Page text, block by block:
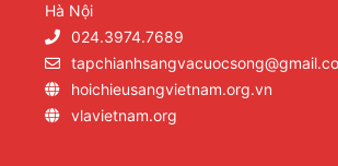
Hà Nội
024.3974.7689
hoichieusangvietnam.org.vn
vlavietnam.org